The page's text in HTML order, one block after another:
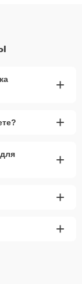
+
+
+
+
+